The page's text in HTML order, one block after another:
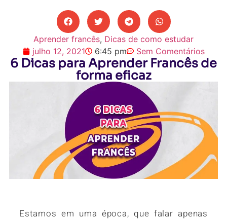
Aprender francês, Dicas de como estudar
julho 12, 2021
6:45 pm Sem Comentários
6 Dicas para Aprender Francês de
forma eficaz
Estamos em uma época, que falar apenas